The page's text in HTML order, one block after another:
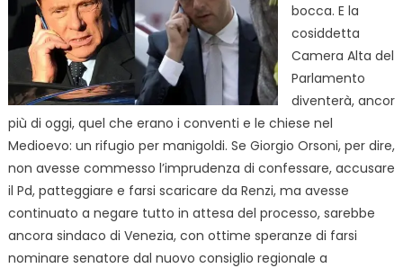
bocca. E la
cosiddetta
Camera Alta del
Parlamento
diventerà, ancor
più di oggi, quel che erano i conventi e le chiese nel
Medioevo: un rifugio per manigoldi. Se Giorgio Orsoni, per dire,
non avesse commesso l’imprudenza di confessare, accusare
il Pd, patteggiare e farsi scaricare da Renzi, ma avesse
continuato a negare tutto in attesa del processo, sarebbe
ancora sindaco di Venezia, con ottime speranze di farsi
nominare senatore dal nuovo consiglio regionale a